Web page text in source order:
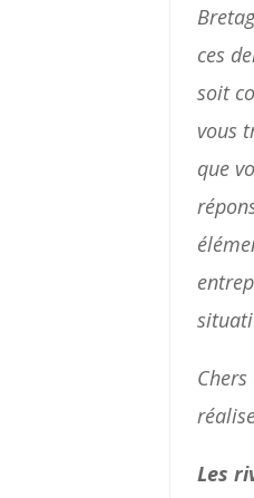
ces
soit
vous
que
Chers
Les